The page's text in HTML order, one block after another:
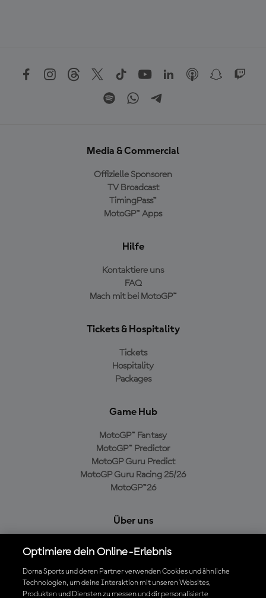
Media & Commercial
Offizielle Sponsoren
TV Broadcast
TimingPass™
MotoGP™ Apps
Hilfe
Kontaktiere uns
FAQ
Mach mit bei MotoGP™
Tickets & Hospitality
Tickets
Hospitality
Packages
Game Hub
MotoGP™ Fantasy
MotoGP™ Predictor
MotoGP Guru Predict
MotoGP Guru Racing 25/26
MotoGP™26
Über uns
Cookie-Richtlinien
Geschäftsbedingungen
Datenschutzrichtlinien
Optimiere dein Online-Erlebnis
Dorna Sports und deren Partner verwenden Cookies und ähnliche
Technologien, um deine Interaktion mit unseren Websites,
Produkten und Diensten zu messen und dir personalisierte